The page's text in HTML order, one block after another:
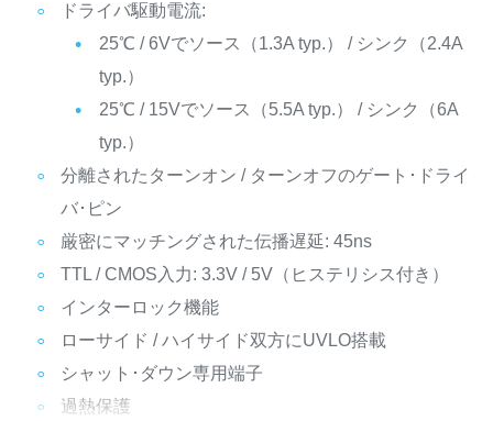
ドライバ駆動電流:
25℃ / 6Vでソース（1.3A typ.） / シンク（2.4A
typ.）
25℃ / 15Vでソース（5.5A typ.） / シンク（6A
typ.）
分離されたターンオン / ターンオフのゲート･ドライ
バ･ピン
厳密にマッチングされた伝播遅延: 45ns
TTL / CMOS入力: 3.3V / 5V（ヒステリシス付き）
インターロック機能
ローサイド / ハイサイド双方にUVLO搭載
シャット･ダウン専用端子
過熱保護